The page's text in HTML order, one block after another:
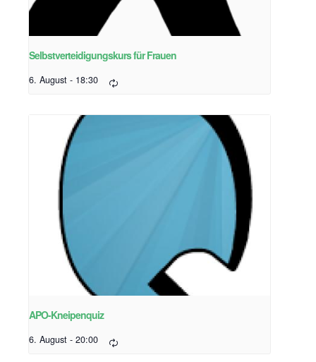
Selbstverteidigungskurs für Frauen
6. August - 18:30
APO-Kneipenquiz
6. August - 20:00